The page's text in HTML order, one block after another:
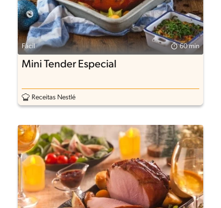
Fácil 60 min
Mini Tender Especial
Receitas Nestlé